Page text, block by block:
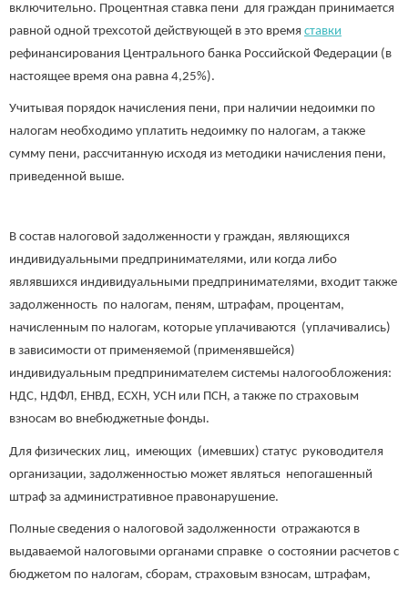
включительно. Процентная ставка пени для граждан принимается
равной одной трехсотой действующей в это время ставки
рефинансирования Центрального банка Российской Федерации (в
настоящее время она равна 4,25%).
Учитывая порядок начисления пени, при наличии недоимки по
налогам необходимо уплатить недоимку по налогам, а также
сумму пени, рассчитанную исходя из методики начисления пени,
приведенной выше.
В состав налоговой задолженности у граждан, являющихся
индивидуальными предпринимателями, или когда либо
являвшихся индивидуальными предпринимателями, входит также
задолженность по налогам, пеням, штрафам, процентам,
начисленным по налогам, которые уплачиваются (уплачивались)
в зависимости от применяемой (применявшейся)
индивидуальным предпринимателем системы налогообложения:
НДС, НДФЛ, ЕНВД, ЕСХН, УСН или ПСН, а также по страховым
взносам во внебюджетные фонды.
Для физических лиц, имеющих (имевших) статус руководителя
организации, задолженностью может являться непогашенный
штраф за административное правонарушение.
Полные сведения о налоговой задолженности отражаются в
выдаваемой налоговыми органами справке о состоянии расчетов с
бюджетом по налогам, сборам, страховым взносам, штрафам,